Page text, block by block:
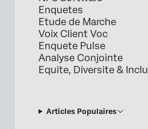
Enquetes
Etude de Marche
Voix Client Voc
Enquete Pulse
Analyse Conjointe
Equite, Diversite &
Articles Populaires